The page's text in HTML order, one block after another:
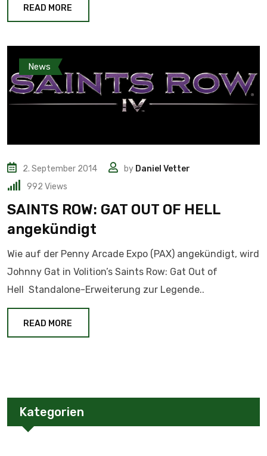
READ MORE
News
2. September 2014 by Daniel Vetter
992 Views
SAINTS ROW: GAT OUT OF HELL
angekündigt
Wie auf der Penny Arcade Expo (PAX) angekündigt, wird
Johnny Gat in Volition’s Saints Row: Gat Out of
Hell Standalone-Erweiterung zur Legende..
READ MORE
Kategorien